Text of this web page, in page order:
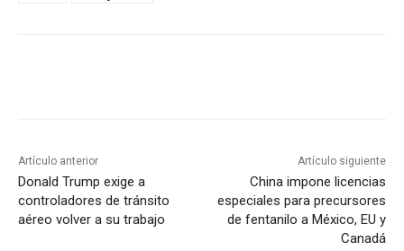
Artículo anterior
Donald Trump exige a
controladores de tránsito
aéreo volver a su trabajo
Artículo siguiente
China impone licencias
especiales para precursores
de fentanilo a México, EU y
Canadá